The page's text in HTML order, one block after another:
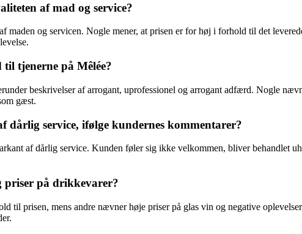
af mad og service?
og servicen. Nogle mener, at prisen er for høj i forhold til det
tjenerne på Mêlée?
beskrivelser af arrogant, uprofessionel og arrogant adfærd. Nogle
gæst.
dårlig service, ifølge kundernes kommentarer?
af dårlig service. Kunden føler sig ikke velkommen, bliver behandlet
priser på drikkevarer?
til prisen, mens andre nævner høje priser på glas vin og negative